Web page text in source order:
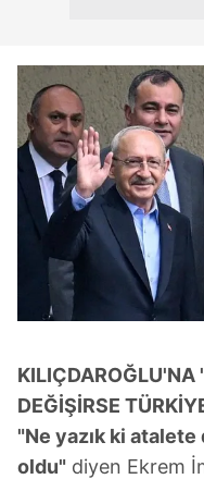
KILIÇDAROĞLU'NA
DEĞİŞİRSE
"Ne yazık ki
oldu" diyen Ekrem